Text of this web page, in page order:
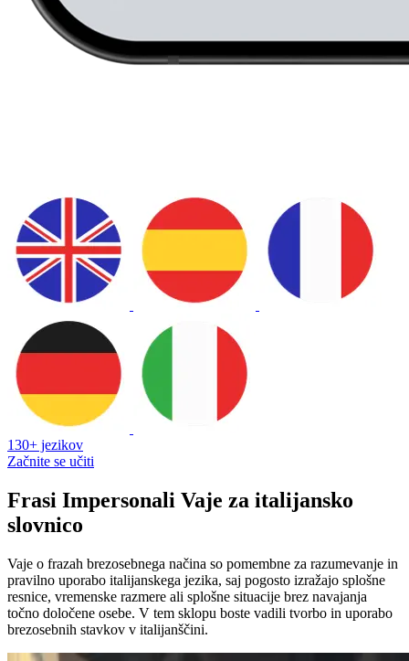
130+ jezikov
Začnite se učiti
Frasi Impersonali Vaje za italijansko
slovnico
Vaje o frazah brezosebnega načina so pomembne za razumevanje in
pravilno uporabo italijanskega jezika, saj pogosto izražajo splošne
resnice, vremenske razmere ali splošne situacije brez navajanja
točno določene osebe. V tem sklopu boste vadili tvorbo in uporabo
brezosebnih stavkov v italijanščini.